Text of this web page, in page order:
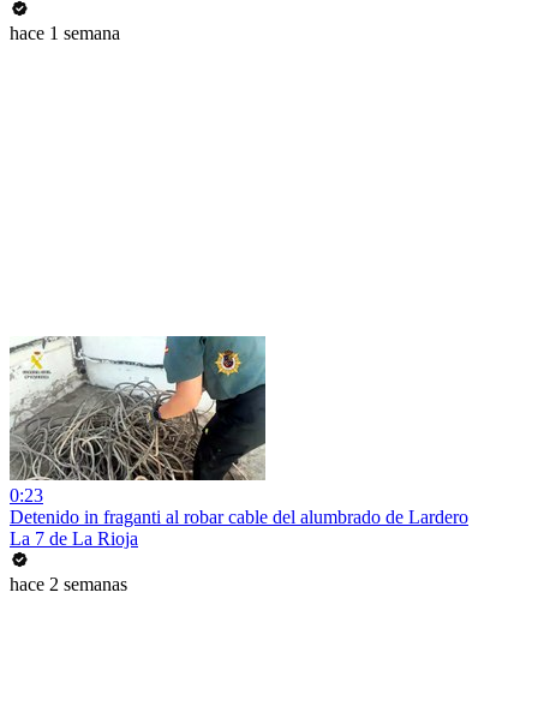
hace 1 semana
0:23
Detenido in fraganti al robar cable del alumbrado de Lardero
La 7 de La Rioja
hace 2 semanas